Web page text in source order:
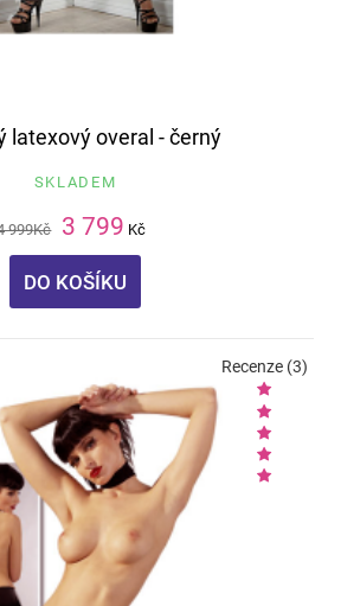
latexový overal - černý
SKLADEM
999Kč 3 799 Kč
DO KOŠÍKU
Recenze (3)